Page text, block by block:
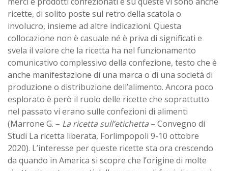
ricette, di solito poste sul retro della scatola o
involucro, insieme ad altre indicazioni. Questa
collocazione non è casuale né è priva di significati e
svela il valore che la ricetta ha nel funzionamento
comunicativo complessivo della confezione, testo che è
anche manifestazione di una marca o di una società di
produzione o distribuzione dell’alimento. Ancora poco
esplorato è però il ruolo delle ricette che soprattutto
nel passato vi erano sulle confezioni di alimenti
(Marrone G. – La ricetta sull’etichetta – Convegno di
Studi La ricetta liberata, Forlimpopoli 9-10 ottobre
2020). L’interesse per queste ricette sta ora crescendo
da quando in America si scopre che l’origine di molte